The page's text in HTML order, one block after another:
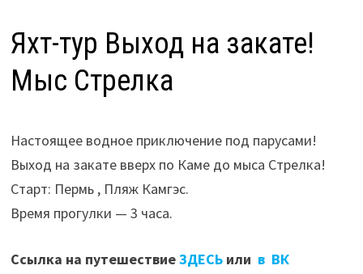
Яхт-тур Выход на закате!
Мыс Стрелка
Настоящее водное приключение под парусами!
Выход на закате вверх по Каме до мыса Стрелка!
Старт: Пермь , Пляж Камгэс.
Время прогулки — 3 часа.
Ссылка на путешествиеЗДЕСЬ или в ВК